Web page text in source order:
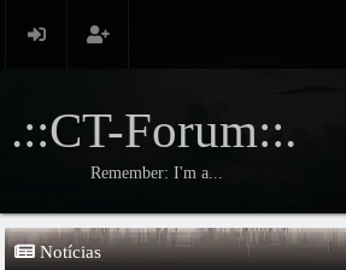
.::CT-Forum::.
Remember: I'm a...
Notícias